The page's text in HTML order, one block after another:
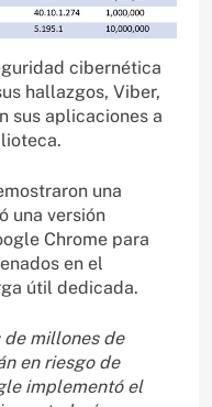
cibernética
hallazgos, Viber,
sus aplicaciones a
una
una versión
Chrome para
en el
útil dedicada.
de millones de
en riesgo de
implementó el